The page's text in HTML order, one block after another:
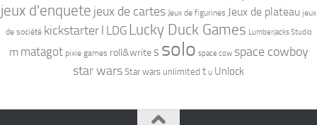
jeux d'enquete jeux de cartes Jeux de figurines Jeux de plateau jeux
de société kickstarter l LDG Lucky Duck Games Lumberjacks Studio
m matagot pixie games roll&write s solo space cow space cowboy
star wars Star wars unlimited t u Unlock